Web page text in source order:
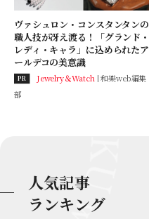
ヴァシュロン・コンスタンタンの
職人技が冴え渡る！「グランド・
レディ・キャラ」に込められたア
ールデコの美意識
PR Jewelry＆Watch 和樂web編集
部
人気記事
ランキング